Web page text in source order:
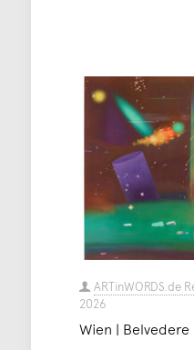
ARTinWORDS.de
2026
Wien | Belvedere